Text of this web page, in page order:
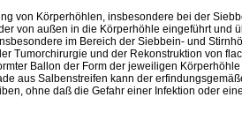
von Körperhöhlen, insbesondere bei der
von außen in die Körperhöhle eingeführt und
im Bereich der Siebbein- und
Tumorchirurgie und der Rekonstruktion von
Ballon der Form der jeweiligen
aus Salbenstreifen kann der
ohne daß die Gefahr einer Infektion oder